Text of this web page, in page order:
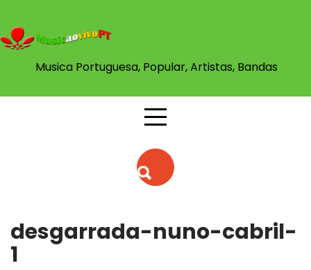
content
Musica Portuguesa, Popular, Artistas, Bandas
desgarrada-nuno-cabril-
1